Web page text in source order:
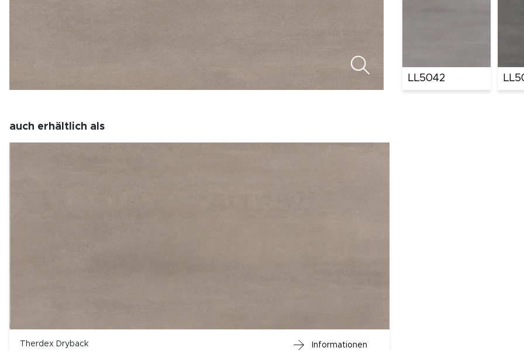
LL5042
auch erhältlich als
Therdex Dryback Informationen